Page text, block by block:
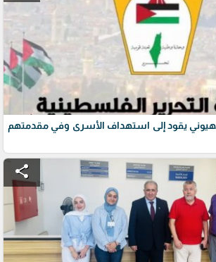
يقود إلى استهداف الأسرى وفي مقدمتهم
share